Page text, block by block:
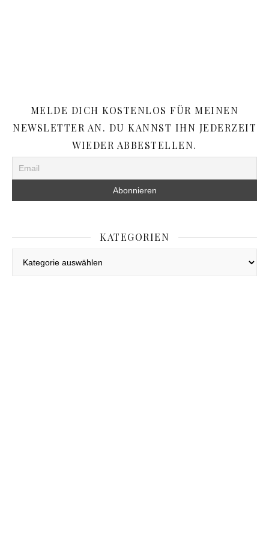
MELDE DICH KOSTENLOS FÜR MEINEN
NEWSLETTER AN. DU KANNST IHN JEDERZEIT
WIEDER ABBESTELLEN.
KATEGORIEN